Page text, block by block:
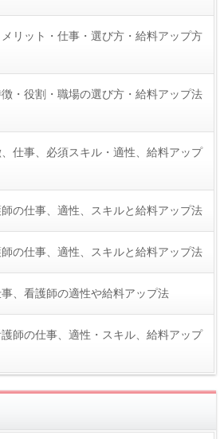
リット・仕事・選び方・給料アップ方
・役割・職場の選び方・給料アップ法
仕事、必須スキル・適性、給料アップ
の仕事、適性、スキルと給料アップ法
の仕事、適性、スキルと給料アップ法
、看護師の適性や給料アップ法
師の仕事、適性・スキル、給料アップ